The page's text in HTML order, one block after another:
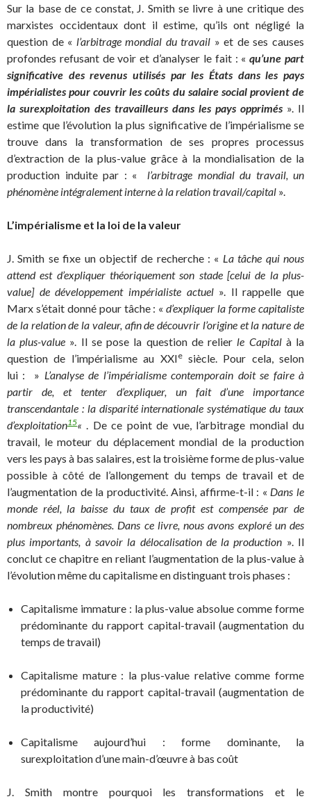
Sur la base de ce constat, J. Smith se livre à une critique des
marxistes occidentaux dont il estime, qu’ils ont négligé la
question de « l’arbitrage mondial du travail » et de ses causes
profondes refusant de voir et d’analyser le fait : «qu’une part
significative des revenus utilisés par les États dans les pays
impérialistes pour couvrir les coûts du salaire social provient de
la surexploitation des travailleurs dans les pays opprimés ». Il
estime que l’évolution la plus significative de l’impérialisme se
trouve dans la transformation de ses propres processus
d’extraction de la plus-value grâce à la mondialisation de la
production induite par : « l’arbitrage mondial du travail, un
phénomène intégralement interne à la relation travail/capital ».
L’impérialisme et la loi de la valeur
J. Smith se fixe un objectif de recherche : « La tâche qui nous
attend est d’expliquer théoriquement son stade [celui de la plus-
value] de développement impérialiste actuel». Il rappelle que
Marx s’était donné pour tâche : «d’expliquer la forme capitaliste
de la relation de la valeur, afin de découvrir l’origine et la nature de
la plus-value ». Il se pose la question de relier le Capitalà la
question de l’impérialisme au XXIesiècle. Pour cela, selon
lui : » L’analyse de l’impérialisme contemporain doit se faire à
partir de, et tenter d’expliquer, un fait d’une importance
transcendantale : la disparité internationale systématique du taux
d’exploitation15«
. De ce point de vue, l’arbitrage mondial du
travail, le moteur du déplacement mondial de la production
vers les pays à bas salaires, est la troisième forme de plus-value
possible à côté de l’allongement du temps de travail et de
l’augmentation de la productivité. Ainsi, affirme-t-il : « Dans le
monde réel, la baisse du taux de profit est compensée par de
nombreux phénomènes. Dans ce livre, nous avons exploré un des
plus importants, à savoir la délocalisation de la production ». Il
conclut ce chapitre en reliant l’augmentation de la plus-value à
l’évolution même du capitalisme en distinguant trois phases :
Capitalisme immature : la plus-value absolue comme forme
prédominante du rapport capital-travail (augmentation du
temps de travail)
Capitalisme mature : la plus-value relative comme forme
prédominante du rapport capital-travail (augmentation de
la productivité)
Capitalisme aujourd’hui : forme dominante, la
surexploitation d’une main-d’œuvre à bas coût
J. Smith montre pourquoi les transformations et le